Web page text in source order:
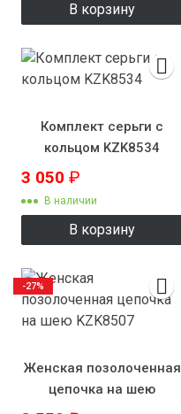
В корзину
Комплект серьги с
кольцом KZK8534
3 050 ₽
В наличии
В корзину
Женская позолоченная
цепочка на шею
KZK8507
-27%